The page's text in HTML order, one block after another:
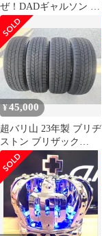
ぜ！DADギャルソン 16
色フルカラー遠隔操作
リモコン付き
¥45,000
超バリ山 23年製 ブリヂ
ストン ブリザック
VRX3 165/55r15 4本